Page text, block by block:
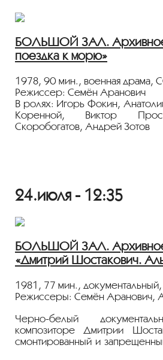
БОЛЬШОЙ ЗАЛ. Архивное
поездка к морю»
1978, 90 мин., военная драма,
Режиссер: Семён Аранович
В ролях: Игорь Фокин,
Коренной, Виктор
Скоробогатов, Андрей Зотов
названием по сценарию
(«Восхождение», «Пацаны»,
Новой Земли отправляется
чтобы оборудовать
потерпевших бедствие
острове появляются
вступают с ними в
Показ пройдёт с плёнки 35
Лента представлена в
24.июля - 12:35
БОЛЬШОЙ ЗАЛ.
«Дмитрий Шостакович.
1981, 77 мин.,
Режиссеры: Семён Аранович,
Черно-белый
композиторе Дмитрии
смонтированный и